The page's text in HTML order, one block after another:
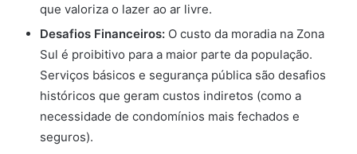
que valoriza o lazer ao ar livre.
Desafios Financeiros: O custo da moradia na Zona
Sul é proibitivo para a maior parte da população.
Serviços básicos e segurança pública são desafios
históricos que geram custos indiretos (como a
necessidade de condomínios mais fechados e
seguros).